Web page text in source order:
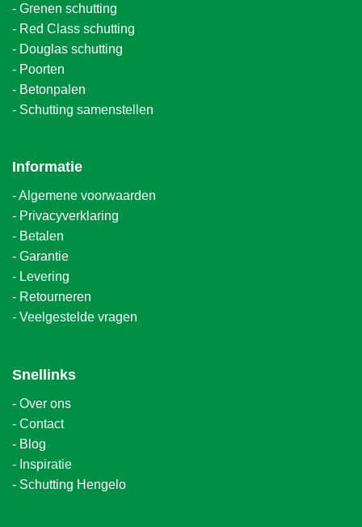
- Grenen schutting
- Red Class schutting
- Douglas schutting
- Poorten
- Betonpalen
- Schutting samenstellen
Informatie
-Algemene voorwaarden
- Privacyverklaring
- Betalen
- Garantie
- Levering
- Retourneren
- Veelgestelde vragen
Snellinks
- Over ons
- Contact
- Blog
- Inspiratie
- Schutting Hengelo